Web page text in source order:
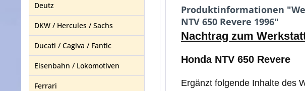
Deutz
DKW / Hercules / Sachs
Ducati / Cagiva / Fantic
Eisenbahn / Lokomotiven
Ferrari
Produktinformationen
NTV 650 Revere 1996"
Nachtrag zum
Honda NTV 650 Revere
Ergänzt folgende Inhalte des